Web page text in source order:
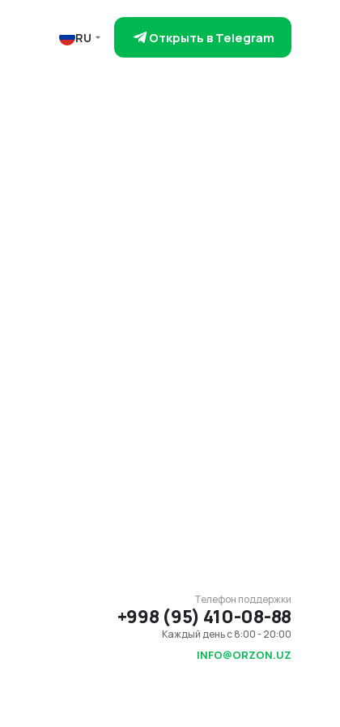
RU Открыть в Telegram
Телефон поддержки
+998 (95) 410-08-88
Каждый день с 8:00 - 20:00
INFO@ORZON.UZ